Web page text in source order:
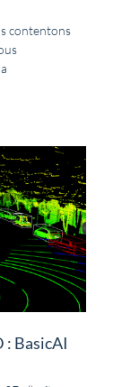
contentons
: BasicAI